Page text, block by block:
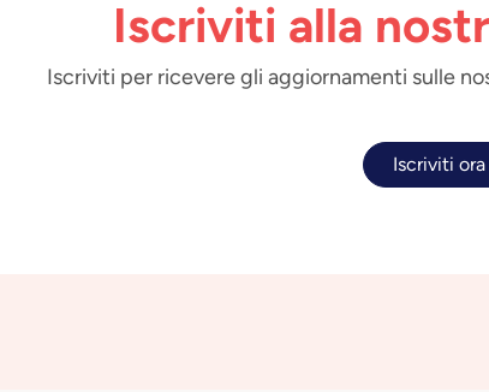
Iscriviti alla
Iscriviti per ricevere gli aggiornamenti sulle
Iscriviti ora